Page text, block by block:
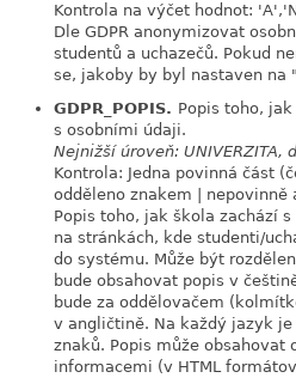
Kontrola na výčet hodnot:
Dle GDPR anonymizovat
studentů a uchazečů. Pokud
se, jakoby by byl nastaven na
GDPR_POPIS. Popis toho,
s osobními údaji.
Nejnižší úroveň: UNIVERZITA,
Kontrola: Jedna povinná část
odděleno znakem | nepovinně
Popis toho, jak škola zachází
na stránkách, kde studenti/
do systému. Může být
bude obsahovat popis v
bude za oddělovačem
v angličtině. Na každý jazyk
znaků. Popis může obsahovat
informacemi (v HTML